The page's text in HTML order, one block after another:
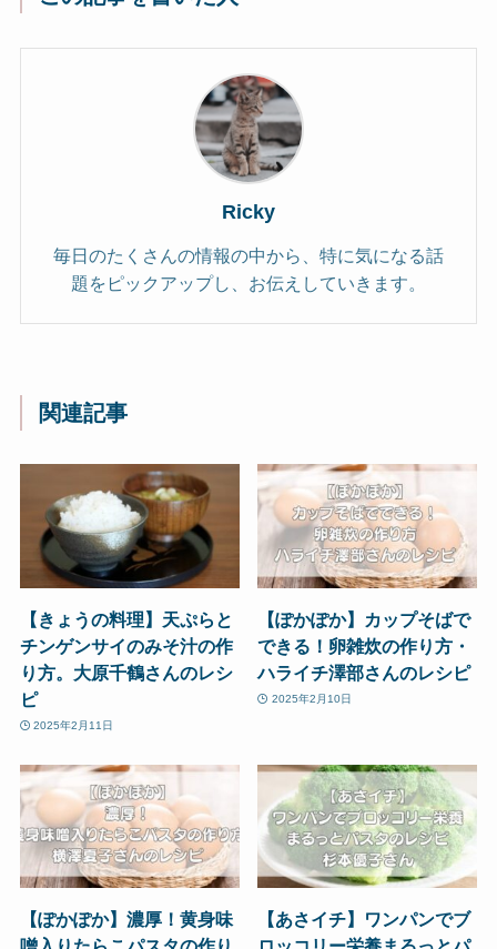
Ricky
毎日のたくさんの情報の中から、特に気になる話
題をピックアップし、お伝えしていきます。
関連記事
【きょうの料理】天ぷらと
チンゲンサイのみそ汁の作
り方。大原千鶴さんのレシ
ピ
2025年2月11日
【ぽかぽか】カップそばで
できる！卵雑炊の作り方・
ハライチ澤部さんのレシピ
2025年2月10日
【ぽかぽか】濃厚！黄身味
【あさイチ】ワンパンでブ